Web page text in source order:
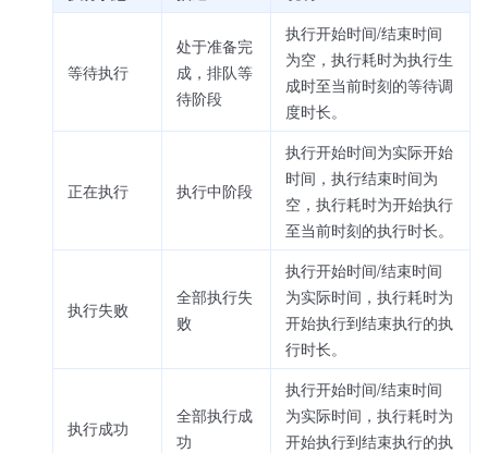
等待执行
处于准备完
成，排队等
待阶段
执行开始时间/结束时间
为空，执行耗时为执行生
成时至当前时刻的等待调
度时长。
正在执行 执行中阶段
执行开始时间为实际开始
时间，执行结束时间为
空，执行耗时为开始执行
至当前时刻的执行时长。
执行失败
全部执行失
败
执行开始时间/结束时间
为实际时间，执行耗时为
开始执行到结束执行的执
行时长。
执行成功
全部执行成
功
执行开始时间/结束时间
为实际时间，执行耗时为
开始执行到结束执行的执